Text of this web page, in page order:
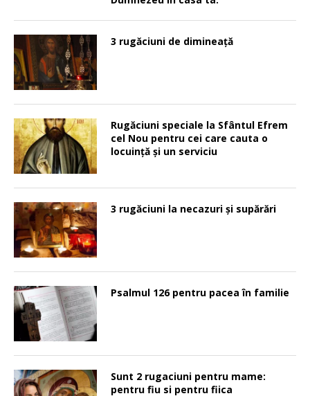
3 rugăciuni de dimineață
Rugăciuni speciale la Sfântul Efrem
cel Nou pentru cei care cauta o
locuinţă şi un serviciu
3 rugăciuni la necazuri și supărări
Psalmul 126 pentru pacea în familie
Sunt 2 rugaciuni pentru mame:
pentru fiu si pentru fiica